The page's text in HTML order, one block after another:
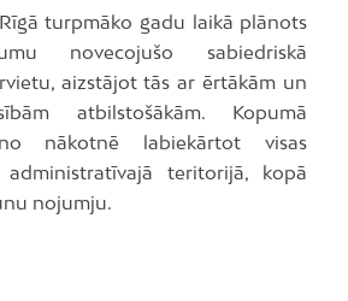
turpmāko gadu laikā plānots
novecojušo sabiedriskā
aizstājot tās ar ērtākām un
atbilstošākām. Kopumā
nākotnē labiekārtot visas
teritorijā, kopā
nojumju.